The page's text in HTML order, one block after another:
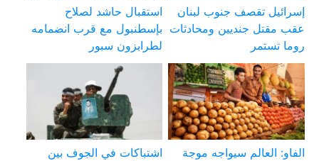
إسرائيل تقصف جنوب لبنان
عقب مقتل جنديين ومحادثات
روما تستمر
استقبال حاشد لصلاح
بإسطنبول مع قرب انضمامه
لطرابزون سبور
الفاو: العالم سيواجه موجة
اشتباكات في الجوف بين